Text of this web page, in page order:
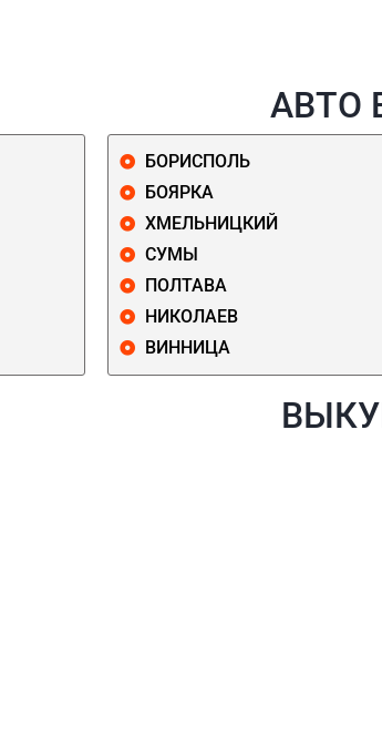
АВТО
БОРИСПОЛЬ
БОЯРКА
ХМЕЛЬНИЦКИЙ
СУМЫ
ПОЛТАВА
НИКОЛАЕВ
ВИННИЦА